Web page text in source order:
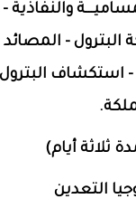
البترول - المصائد
استكشاف
ثلاثة أيام)
التعدين